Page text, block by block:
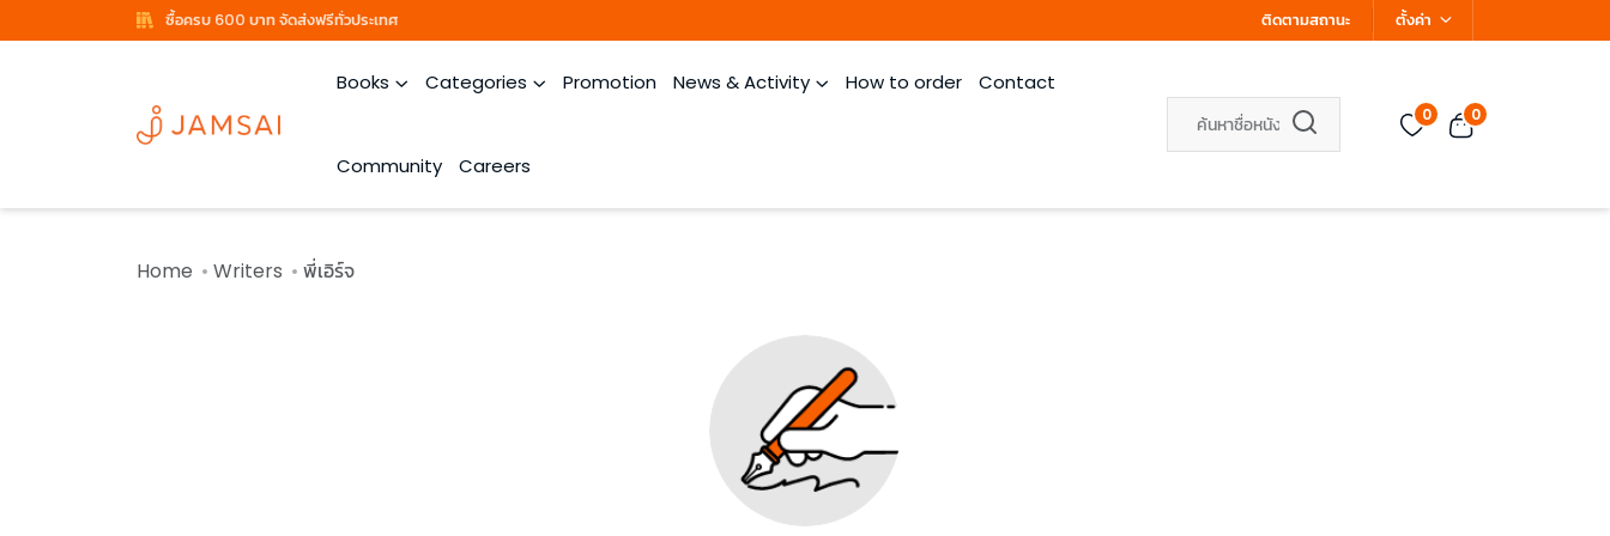
ซื้อครบ 600 บาท จัดส่งฟรีทั่วประเทศ ติดตามสถานะ ตั้งค่า
Books Categories Promotion News & Activity How to order Contact
Community Careers
0 0
Home Writers พี่เอิร์จ